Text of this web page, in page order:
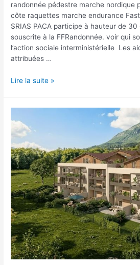
randonnée pédestre marche nordique
côte raquettes marche endurance
SRIAS PACA participe à hauteur de
souscrite à la FFRandonnée. voir qui
l’action sociale interministérielle Les
attribuées …
Lire la suite »